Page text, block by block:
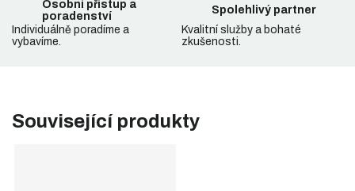
Osobní přístup a
poradenství
Individuálně poradíme a
vybavíme.
Spolehlivý partner
Kvalitní služby a bohaté
zkušenosti.
Související produkty